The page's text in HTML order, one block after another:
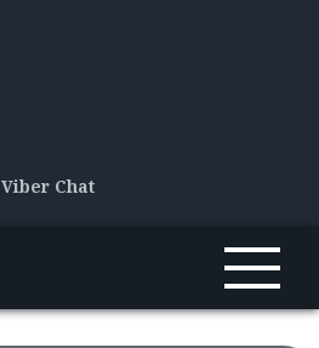
Viber Chat